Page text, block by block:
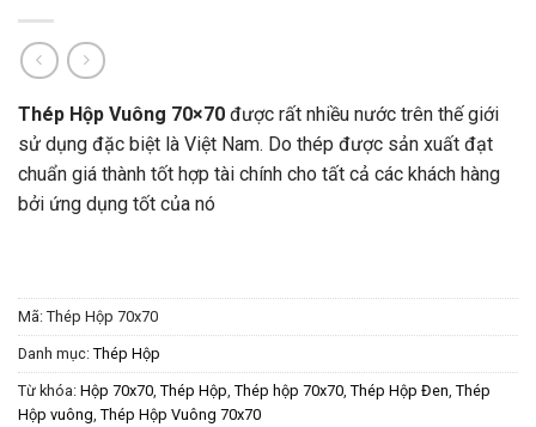
Thép Hộp Vuông 70×70 được rất nhiều nước trên thế giới
sử dụng đặc biệt là Việt Nam. Do thép được sản xuất đạt
chuẩn giá thành tốt hợp tài chính cho tất cả các khách hàng
bởi ứng dụng tốt của nó
Mã: Thép Hộp 70x70
Danh mục: Thép Hộp
Từ khóa: Hộp 70x70, Thép Hộp, Thép hộp 70x70, Thép Hộp Đen, Thép
Hộp vuông, Thép Hộp Vuông 70x70